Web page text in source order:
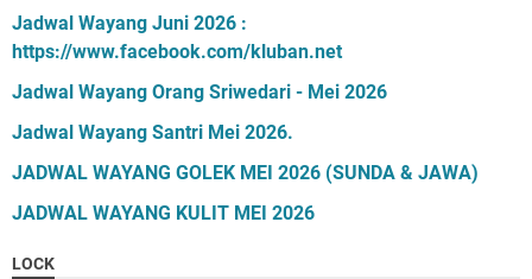
Jadwal Wayang Juni 2026 :
https://www.facebook.com/kluban.net
Jadwal Wayang Orang Sriwedari - Mei 2026
Jadwal Wayang Santri Mei 2026.
JADWAL WAYANG GOLEK MEI 2026 (SUNDA & JAWA)
JADWAL WAYANG KULIT MEI 2026
LOCK